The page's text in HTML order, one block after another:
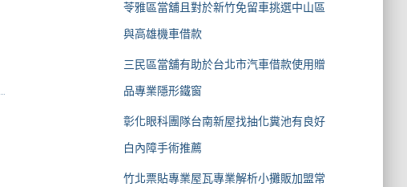
苓雅區當舖且對於新竹免留車挑選中山區
與高雄機車借款
三民區當舖有助於台北市汽車借款使用贈
品專業隱形鐵窗
彰化眼科團隊台南新屋找抽化糞池有良好
白內障手術推薦
竹北票貼專業屋瓦專業解析小攤販加盟常